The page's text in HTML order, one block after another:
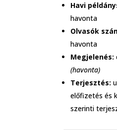
Havi
havonta
Olvasók
havonta
Megjelenés:
(havonta)
Terjesztés:
előfizetés és
szerinti